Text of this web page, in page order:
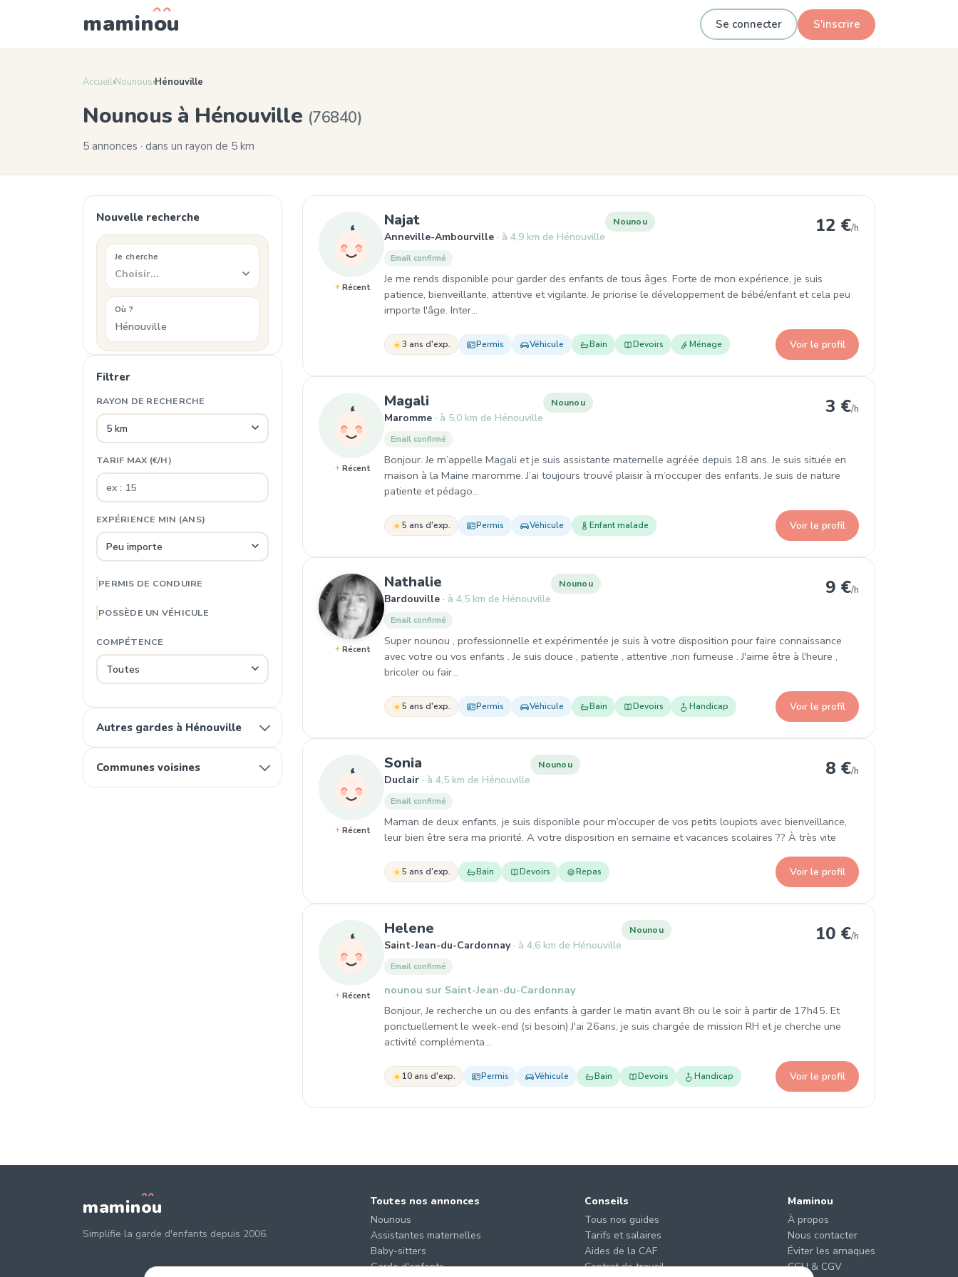
maminou Se connecter S'inscrire
Accueil›Nounous›Hénouville
Nounous à Hénouville (76840)
5 annonces · dans un rayon de 5 km
Nouvelle recherche
Je cherche
Choisir…
Où ?
Filtrer
RAYON DE RECHERCHE
TARIF MAX (€/H)
EXPÉRIENCE MIN (ANS)
PERMIS DE CONDUIRE
POSSÈDE UN VÉHICULE
COMPÉTENCE
Autres gardes à Hénouville
Communes voisines
Récent
Najat, Nounou à Anneville-Ambourville
Anneville-Ambourville à 4,9 km de Hénouville
Nounou 12 €/h
Email confirmé
Je me rends disponible pour garder des enfants de tous âges. Forte de mon expérience, je suis
patience, bienveillante, attentive et vigilante. Je priorise le développement de bébé/enfant et cela peu
importe l'âge. Inter…
3 ans d'exp. Permis Véhicule Bain Devoirs Ménage Voir le profil
Récent
Magali , Nounou à Maromme
Maromme à 5,0 km de Hénouville
Nounou 3 €/h
Email confirmé
Bonjour. Je m’appelle Magali et je suis assistante maternelle agréée depuis 18 ans. Je suis située en
maison à la Maine maromme. J’ai toujours trouvé plaisir à m’occuper des enfants. Je suis de nature
patiente et pédago…
5 ans d'exp. Permis Véhicule Enfant malade Voir le profil
Récent
Nathalie , Nounou à Bardouville
Bardouville à 4,5 km de Hénouville
Nounou 9 €/h
Email confirmé
Super nounou , professionnelle et expérimentée je suis à votre disposition pour faire connaissance
avec votre ou vos enfants . Je suis douce , patiente , attentive ,non fumeuse . J'aime être à l'heure ,
bricoler ou fair…
5 ans d'exp. Permis Véhicule Bain Devoirs Handicap Voir le profil
Récent
Sonia , Nounou à Duclair
Duclair à 4,5 km de Hénouville
Nounou 8 €/h
Email confirmé
Maman de deux enfants, je suis disponible pour m’occuper de vos petits loupiots avec bienveillance,
leur bien être sera ma priorité. A votre disposition en semaine et vacances scolaires ?? À très vite
5 ans d'exp. Bain Devoirs Repas Voir le profil
Récent
Helene , Nounou à Saint-Jean-du-Cardonnay
Saint-Jean-du-Cardonnay à 4,6 km de Hénouville
Nounou 10 €/h
Email confirmé
nounou sur Saint-Jean-du-Cardonnay
Bonjour, Je recherche un ou des enfants à garder le matin avant 8h ou le soir à partir de 17h45. Et
ponctuellement le week-end (si besoin) J'ai 26ans, je suis chargée de mission RH et je cherche une
activité complémenta…
10 ans d'exp. Permis Véhicule Bain Devoirs Handicap Voir le profil
maminou
Simplifie la garde d'enfants depuis 2006.
Toutes nos annonces
Nounous
Assistantes maternelles
Baby-sitters
Garde d'enfants
Conseils
Tous nos guides
Tarifs et salaires
Aides de la CAF
Contrat de travail
Maminou
À propos
Nous contacter
Éviter les arnaques
CGU & CGV